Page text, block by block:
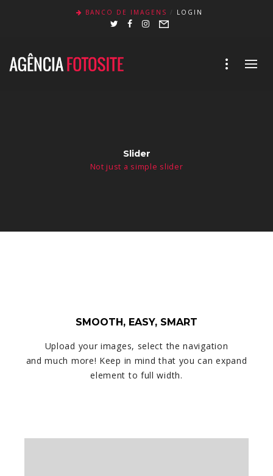
BANCO DE IMAGENS LOGIN
Slider
Not just a simple slider
SMOOTH, EASY, SMART
Upload your images, select the navigation
and much more! Keep in mind that you can expand
element to full width.